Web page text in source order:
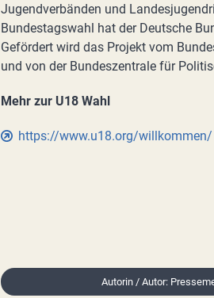
Jugendverbänden und
Bundestagswahl hat der Deutsche
Gefördert wird das Projekt vom
und von der Bundeszentrale für
Mehr zur U18 Wahl
https://www.u18.org/willkommen/
Autorin / Autor: